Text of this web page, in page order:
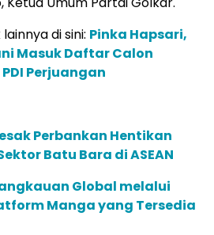
di sini: Pinka Hapsari,
Masuk Daftar Calon
Perjuangan
Perbankan Hentikan
Batu Bara di ASEAN
Global melalui
Manga yang Tersedia